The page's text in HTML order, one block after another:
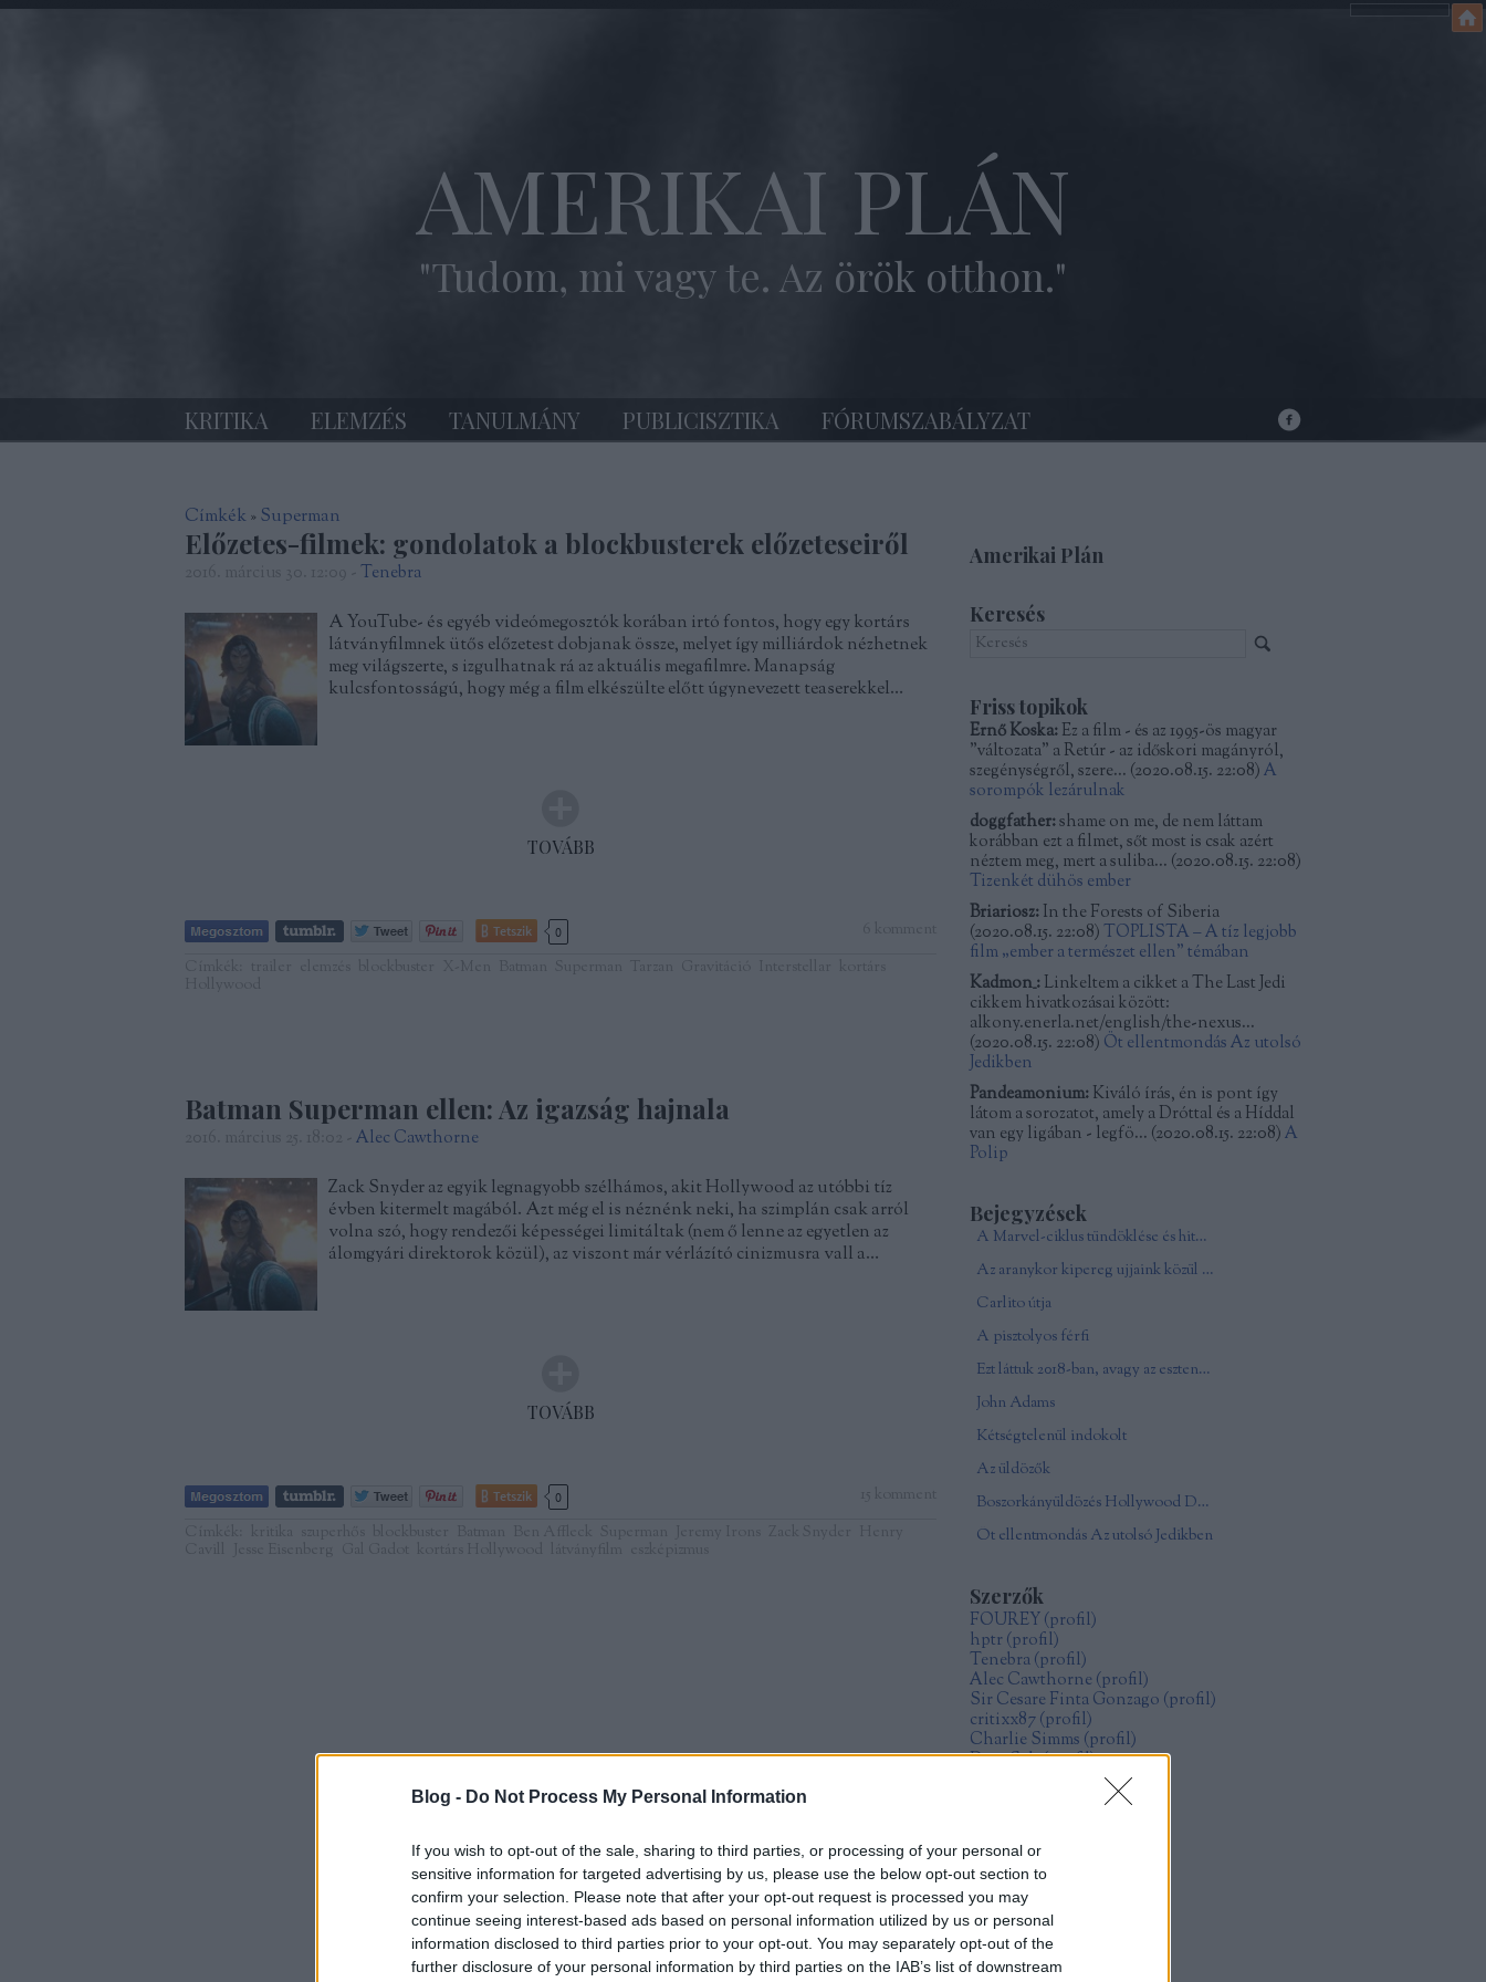
Blog - Do Not Process My Personal Information
If you wish to opt-out of the sale, sharing to third parties, or processing of your personal or
sensitive information for targeted advertising by us, please use the below opt-out section to
confirm your selection. Please note that after your opt-out request is processed you may
continue seeing interest-based ads based on personal information utilized by us or personal
information disclosed to third parties prior to your opt-out. You may separately opt-out of the
further disclosure of your personal information by third parties on the IAB’s list of downstream
AMERIKAI PLÁN
"Tudom, mi vagy te. Az örök otthon."
KRITIKA ELEMZÉS TANULMÁNY PUBLICISZTIKA FÓRUMSZABÁLYZAT
Címkék » Superman
Előzetes-filmek: gondolatok a blockbusterek előzeteseiről
Tenebra
A YouTube- és egyéb videómegosztók korában irtó fontos, hogy egy kortárs
látványfilmnek ütős előzetest dobjanak össze, melyet így milliárdok nézhetnek
meg világszerte, s izgulhatnak rá az aktuális megafilmre. Manapság
kulcsfontosságú, hogy még a film elkészülte előtt úgynevezett teaserekkel…
TOVÁBB
Tetszik 0
Batman Superman ellen: Az igazság hajnala
Alec Cawthorne
Zack Snyder az egyik legnagyobb szélhámos, akit Hollywood az utóbbi tíz
évben kitermelt magából. Azt még el is néznénk neki, ha szimplán csak arról
volna szó, hogy rendezői képességei limitáltak (nem ő lenne az egyetlen az
álomgyári direktorok közül), az viszont már vérlázító cinizmusra vall a…
TOVÁBB
Tetszik 0
Amerikai Plán
Keresés
Friss topikok
Ernő Koska:Ez a film - és az 1995-ös magyar
"változata" a Retúr - az időskori magányról,
szegénységről, szere... (2020.08.15. 22:08)A
sorompók lezárulnak
doggfather:shame on me, de nem láttam
korábban ezt a filmet, sőt most is csak azért
néztem meg, mert a suliba... (2020.08.15. 22:08)
Tizenkét dühös ember
Briariosz:In the Forests of Siberia
(2020.08.15. 22:08)TOPLISTA – A tíz legjobb
film „ember a természet ellen” témában
Kadmon_:Linkeltem a cikket a The Last Jedi
cikkem hivatkozásai között:
alkony.enerla.net/english/the-nexus...
(2020.08.15. 22:08) Öt ellentmondás Az utolsó
Jedikben
Pandeamonium:Kiváló írás, én is pont így
látom a sorozatot, amely a Dróttal és a Híddal
van egy ligában - legfö... (2020.08.15. 22:08)A
Polip
Bejegyzések
A Marvel-ciklus tündöklése és hitványsága
Az aranykor kipereg ujjaink közül - In memoriam Andy Vajna
Carlito útja
A pisztolyos férfi
Ezt láttuk 2018-ban, avagy az esztendő csúcsfilmjei
John Adams
Kétségtelenül indokolt
Az üldözők
Boszorkányüldözés Hollywood Damonjai Allen
Öt ellentmondás Az utolsó Jedikben
Szerzők
FOUREY (profil)
hptr(profil)
Tenebra(profil)
Alec Cawthorne (profil)
Sir Cesare Finta Gonzago (profil)
critixx87(profil)
Charlie Simms (profil)
Dave Salt(profil)
Szűcs Zoltán Gábor(profil
Archívum
2019 május
2019 január
2018 december
2018 május(2